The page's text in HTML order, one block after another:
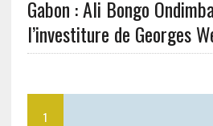
Gabon : Ali Bongo
l’investiture de Georges
1